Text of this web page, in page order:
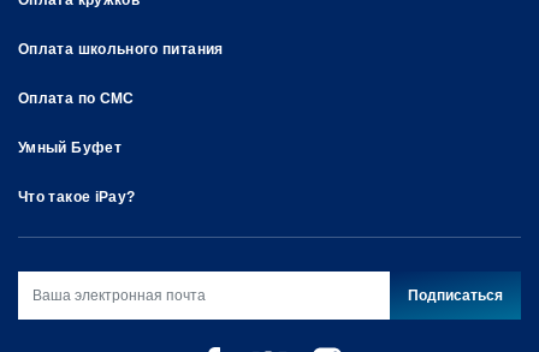
Оплата школьного питания
Оплата по СМС
Умный Буфет
Что такое iPay?
Подписаться